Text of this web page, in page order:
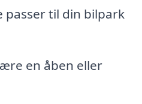
passer til din bilpark
en åben eller